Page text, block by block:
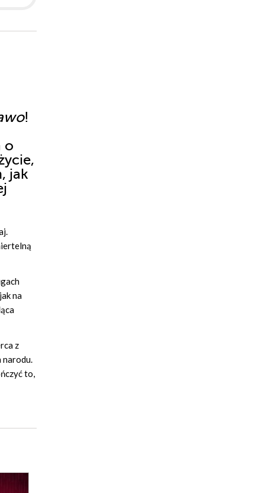
!
o
jak
na
z
narodu.
to,